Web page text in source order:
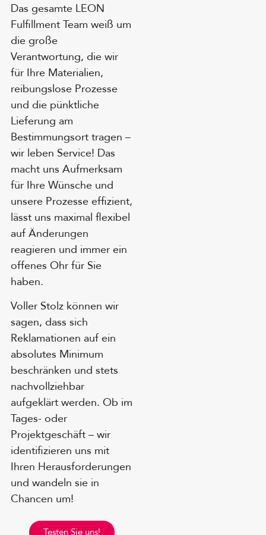
Das gesamte LEON
Fulfillment Team weiß um
die große
Verantwortung, die wir
für Ihre Materialien,
reibungslose Prozesse
und die pünktliche
Lieferung am
Bestimmungsort tragen –
wir leben Service! Das
macht uns Aufmerksam
für Ihre Wünsche und
unsere Prozesse effizient,
lässt uns maximal flexibel
auf Änderungen
reagieren und immer ein
offenes Ohr für Sie
haben.
Voller Stolz können wir
sagen, dass sich
Reklamationen auf ein
absolutes Minimum
beschränken und stets
nachvollziehbar
aufgeklärt werden. Ob im
Tages- oder
Projektgeschäft – wir
identifizieren uns mit
Ihren Herausforderungen
und wandeln sie in
Chancen um!
Testen Sie uns!